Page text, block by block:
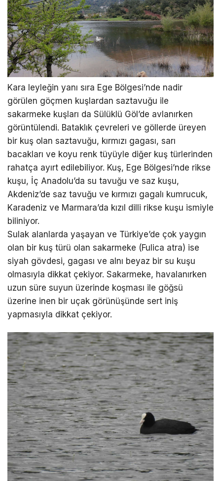
Kara leyleğin yanı sıra Ege Bölgesi’nde nadir
görülen göçmen kuşlardan saztavuğu ile
sakarmeke kuşları da Sülüklü Göl’de avlanırken
görüntülendi. Bataklık çevreleri ve göllerde üreyen
bir kuş olan saztavuğu, kırmızı gagası, sarı
bacakları ve koyu renk tüyüyle diğer kuş türlerinden
rahatça ayırt edilebiliyor. Kuş, Ege Bölgesi’nde rikse
kuşu, İç Anadolu’da su tavuğu ve saz kuşu,
Akdeniz’de saz tavuğu ve kırmızı gagalı kumrucuk,
Karadeniz ve Marmara’da kızıl dilli rikse kuşu ismiyle
biliniyor.
Sulak alanlarda yaşayan ve Türkiye’de çok yaygın
olan bir kuş türü olan sakarmeke (Fulica atra) ise
siyah gövdesi, gagası ve alnı beyaz bir su kuşu
olmasıyla dikkat çekiyor. Sakarmeke, havalanırken
uzun süre suyun üzerinde koşması ile göğsü
üzerine inen bir uçak görünüşünde sert iniş
yapmasıyla dikkat çekiyor.